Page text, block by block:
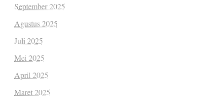
September 2025
Agustus 2025
Juli 2025
Mei 2025
April 2025
Maret 2025